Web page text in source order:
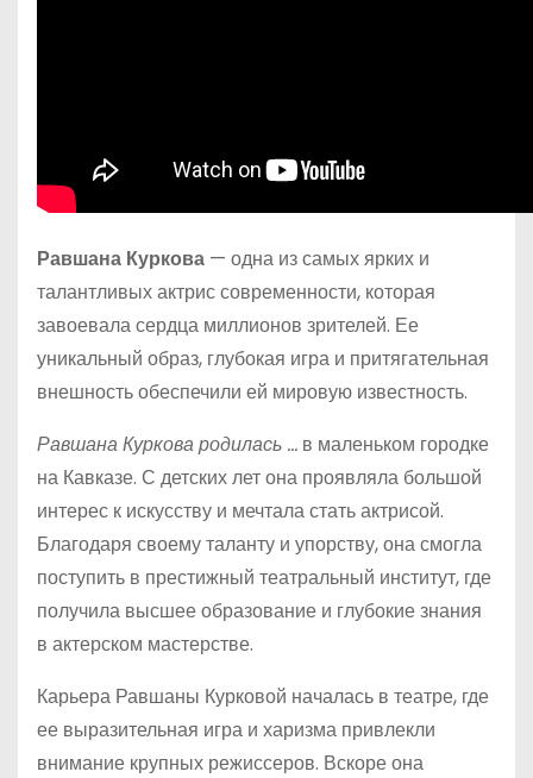
Равшана Куркова — одна из самых ярких и
талантливых актрис современности, которая
завоевала сердца миллионов зрителей. Ее
уникальный образ, глубокая игра и притягательная
внешность обеспечили ей мировую известность.
Равшана Куркова родилась … в маленьком городке
на Кавказе. С детских лет она проявляла большой
интерес к искусству и мечтала стать актрисой.
Благодаря своему таланту и упорству, она смогла
поступить в престижный театральный институт, где
получила высшее образование и глубокие знания
в актерском мастерстве.
Карьера Равшаны Курковой началась в театре, где
ее выразительная игра и харизма привлекли
внимание крупных режиссеров. Вскоре она